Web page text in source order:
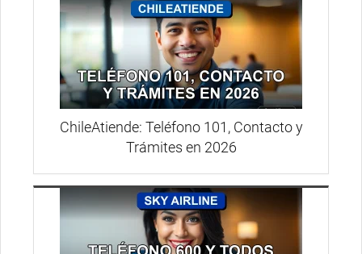
ChileAtiende: Teléfono 101, Contacto y
Trámites en 2026